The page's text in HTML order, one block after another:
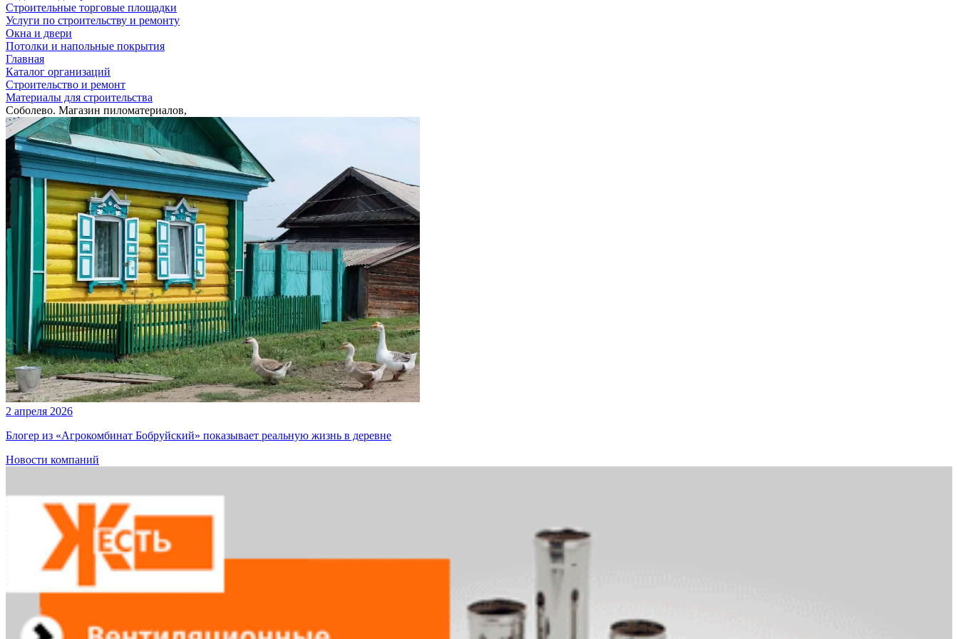
Строительные торговые площадки
Услуги по строительству и ремонту
Окна и двери
Потолки и напольные покрытия
Главная
Каталог организаций
Строительство и ремонт
Материалы для строительства
Соболево. Магазин пиломатериалов,
2 апреля 2026
Блогер из «Агрокомбинат Бобруйский» показывает реальную жизнь в деревне
Новости компаний